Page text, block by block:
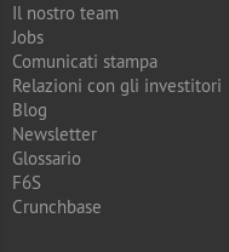
Il nostro team
Jobs
Comunicati stampa
Relazioni con gli investitori
Blog
Newsletter
Glossario
F6S
Crunchbase